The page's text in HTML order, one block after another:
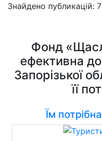
Знайдено публикацій: 7
Фонд
ефективна
Запорізької
її
Їм